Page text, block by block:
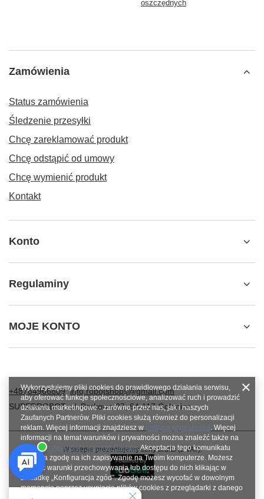
oszczędnych
Zamówienia
Status zamówienia
Śledzenie przesyłki
Chcę zareklamować produkt
Chcę odstąpić od umowy
Chcę wymienić produkt
Kontakt
Konto
Regulaminy
MOJE KONTO
+48784966809 info.robotshops@gmail.com
SUPERROBOT,ul. Parkowa 27,64-117Gołanice
W sklepie prezentujemy ceny brutto (z VAT).
Wykorzystujemy pliki cookies do prawidłowego działania serwisu,
aby oferować funkcje społecznościowe, analizować ruch i prowadzić
działania marketingowe - zarówno przez nas, jak i naszych
Zaufanych Partnerów. Pliki cookies służą również do personalizacji
reklam. Więcej informacji znajdziesz w polityce prywatności. Więcej
informacji na temat warunków i prywatności można znaleźć także na
stronie Prywatność i warunki Google. Akceptacja tego komunikatu
oznacza zgodę na ich zapisywanie na Twoim komputerze. Możesz
określić warunki przechowywania lub dostępu do nich klikając w
zakładkę „Konfiguracja zgód”. Zgodę możesz wycofać w dowolnym
momencie poprzez usunięcie plików cookies z przeglądarki z danego